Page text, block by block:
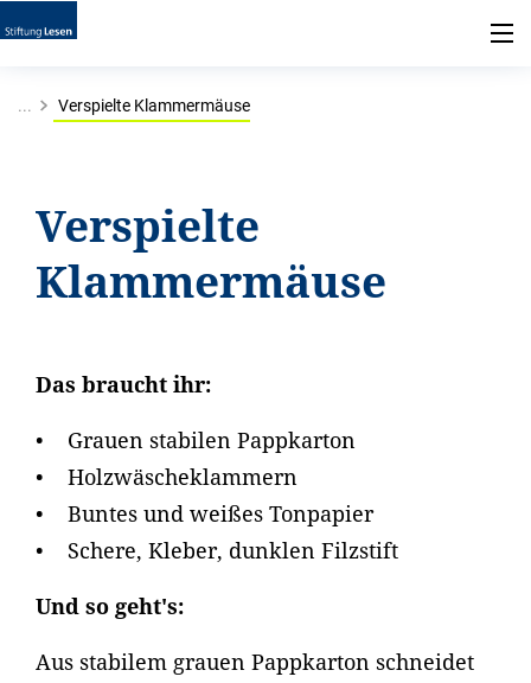
... Verspielte Klammermäuse
Verspielte
Klammermäuse
Das braucht ihr:
• Grauen stabilen Pappkarton
• Holzwäscheklammern
• Buntes und weißes Tonpapier
• Schere, Kleber, dunklen Filzstift
Und so geht's:
Aus stabilem grauen Pappkarton schneidet